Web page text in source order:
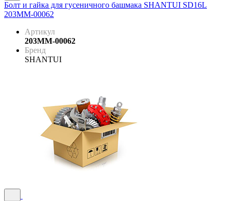
Болт и гайка для гусеничного башмака SHANTUI SD16L
203MM-00062
Артикул
203MM-00062
Бренд
SHANTUI